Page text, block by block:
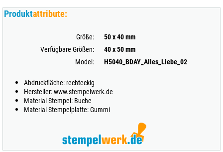
Produktattribute:
Größe:
50 x 40 mm
Verfügbare Größen:
40 x 50 mm
Model:
H5040_BDAY_Alles_Liebe_02
Abdruckfläche: rechteckig
Hersteller: www.stempelwerk.de
Material Stempel: Buche
Material Stempelplatte: Gummi